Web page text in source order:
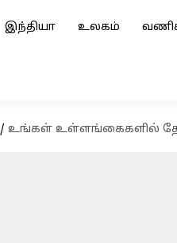
இந்தியா உலகம்
/ உங்கள் உள்ளங்கைகளில்